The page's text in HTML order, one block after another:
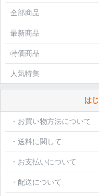
全部商品
最新商品
特価商品
人気特集
は
・お買い物方法について
・送料に関して
・お支払いについて
・配送について